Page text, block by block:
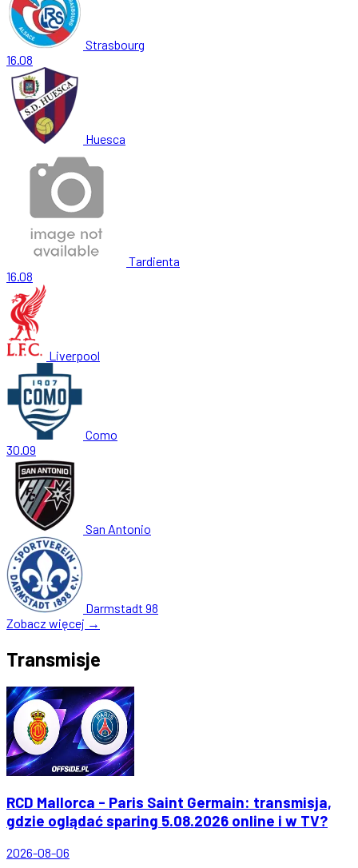
Strasbourg
16.08
Huesca
Tardienta
16.08
Liverpool
Como
30.09
San Antonio
Darmstadt 98
Zobacz więcej →
Transmisje
RCD Mallorca - Paris Saint Germain: transmisja,
gdzie oglądać sparing 5.08.2026 online i w TV?
2026-08-06